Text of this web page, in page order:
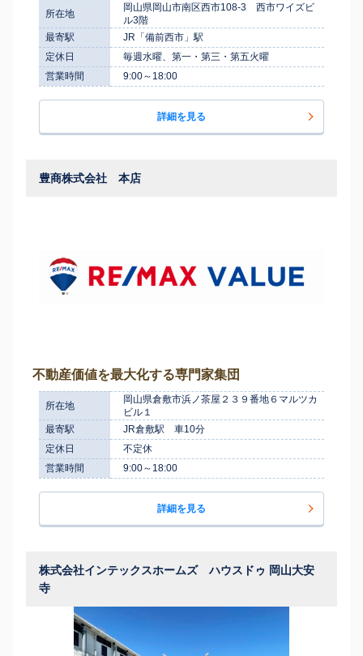
所在地
岡山県岡山市南区西市108-3 西市ワイズビ
ル3階
最寄駅
JR「備前西市」駅
定休日
毎週水曜、第一・第三・第五火曜
営業時間
9:00～18:00
詳細を見る
豊商株式会社 本店
不動産価値を最大化する専門家集団
所在地
岡山県倉敷市浜ノ茶屋２３９番地６マルツカ
ビル１
最寄駅
JR倉敷駅 車10分
定休日
不定休
営業時間
9:00～18:00
詳細を見る
株式会社インテックスホームズ ハウスドゥ 岡山大安
寺